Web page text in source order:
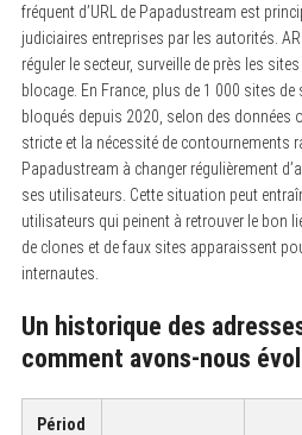
fréquent d’URL de Papadustream est
judiciaires entreprises par les autorités.
réguler le secteur, surveille de près les
blocage. En France, plus de 1 000 sites
bloqués depuis 2020, selon des données
stricte et la nécessité de contournements
Papadustream à changer régulièrement
ses utilisateurs. Cette situation peut
utilisateurs qui peinent à retrouver le bon
de clones et de faux sites apparaissent
internautes.
Un historique des
comment avons-nous
Périod